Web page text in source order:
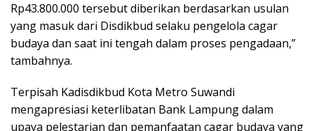
Rp43.800.000 tersebut diberikan berdasarkan usulan
yang masuk dari Disdikbud selaku pengelola cagar
budaya dan saat ini tengah dalam proses pengadaan,”
tambahnya.
Terpisah Kadisdikbud Kota Metro Suwandi
mengapresiasi keterlibatan Bank Lampung dalam
upaya pelestarian dan pemanfaatan cagar budaya yang